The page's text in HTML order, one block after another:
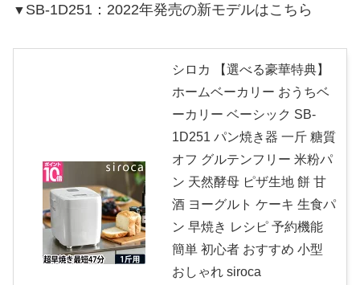
▼ SB-1D251：2022年発売の新モデルはこちら
シロカ 【選べる豪華特典】
ホームベーカリー おうちベ
ーカリー ベーシック SB-
1D251 パン焼き器 一斤 糖質
オフ グルテンフリー 米粉パ
ン 天然酵母 ピザ生地 餅 甘
酒 ヨーグルト ケーキ 生食パ
ン 早焼き レシピ 予約機能
簡単 初心者 おすすめ 小型
おしゃれ siroca